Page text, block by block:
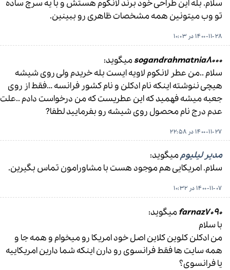
سلام. بله این طراحی خود برند لانکوم هستش و با یه سرچ ساده
تو وب میتونین همه مشخصات ظاهری رو ببینین.
1400-11-28 در 10:03
sogandrahmatnia8000میگوید:
سلام ..من عطر لانکوم لاویه ایست بله خریدم ولی روی شیشه
هیچی ننوشته اینکه نام ادکلن و نام کشور فرانسه …فقط از روی
جعبه میشه فهمید که این عطریست که من درخواست دادم ..علت
عدم درج نام محصول روی شیشه رو بفرمایید لطفا?
1400-11-27 در 22:58
مدیر لیلیوممیگوید:
سلام. امریکایی هم موجود هست با مشاورامون تماس بگیرین.
1400-11-07 در 10:32
farnaz7090 میگوید:
با سلام
من ادکلن کلوین کلاین اصل خود امریکا رو میخوام و همه جا و
همه سایت ها فقط فرانسوی رو دارن اینکه شما دارین امریکاییه
یا فرانسوی؟